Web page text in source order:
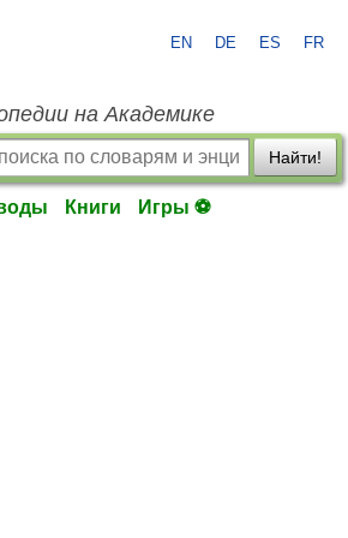
EN DE ES FR
на Академике
Найти!
Книги Игры ⚽